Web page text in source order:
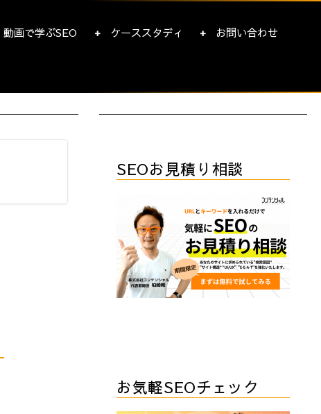
動画で学ぶSEO ケーススタディ お問い合わせ
SEOお見積り相談
お気軽SEOチェック